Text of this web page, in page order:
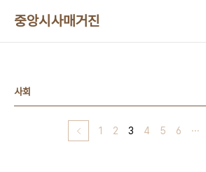
중앙시사매거진
사회
1 2 3 4 5 6 ···